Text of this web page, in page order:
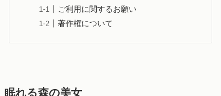
ご利用に関するお願い
著作権について
眠れる森の美女